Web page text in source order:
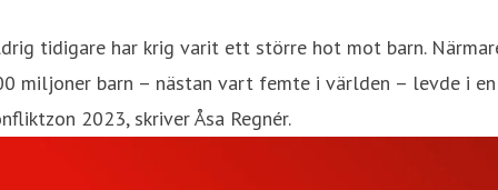
tidigare har krig varit ett större hot mot barn.
miljoner barn – nästan vart femte i världen – levde i en
2023, skriver Åsa Regnér.